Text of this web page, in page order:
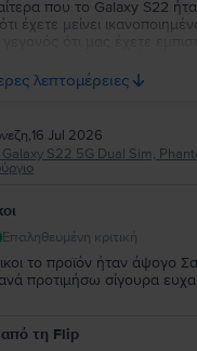
που το Galaxy S22
έχετε μείνει
στήριξή σας. Σας
και θα χαρούμε να σας
λεπτομέρειες
,16 Jul 2026
S22 5G Dual Sim,
Επαληθευμένη κριτική
το προϊόν ήταν άψογο
προτιμήσω σίγουρα
τη Flip